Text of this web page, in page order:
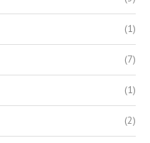
(1)
(7)
(1)
(2)